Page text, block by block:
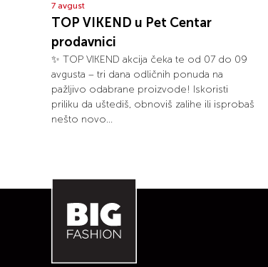
7 avgust
TOP VIKEND u Pet Centar
prodavnici
✨ TOP VIKEND akcija čeka te od 07 do 09
avgusta – tri dana odličnih ponuda na
pažljivo odabrane proizvode! Iskoristi
priliku da uštediš, obnoviš zalihe ili isprobaš
nešto novo...